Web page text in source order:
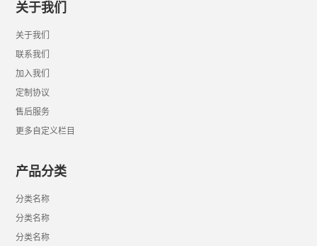
关于我们
关于我们
联系我们
加入我们
定制协议
售后服务
更多自定义栏目
产品分类
分类名称
分类名称
分类名称